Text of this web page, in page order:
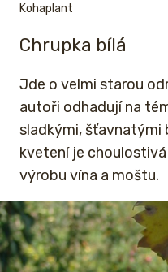
Kohaplant
Chrupka bílá
Jde o velmi starou
autoři odhadují na
sladkými, šťavnatými
kvetení je
výrobu vína a moštu.